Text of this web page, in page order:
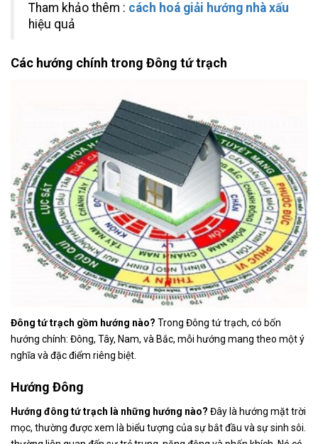
Tham khảo thêm : cách hoá giải hướng nhà xấu
hiệu quả
Các hướng chính trong Đông tứ trạch
Đông tứ trạch gồm hướng nào? Trong Đông tứ trạch, có bốn
hướng chính: Đông, Tây, Nam, và Bắc, mỗi hướng mang theo một ý
nghĩa và đặc điểm riêng biệt.
Hướng Đông
Hướng đông tứ trạch là những hướng nào? Đây là hướng mặt trời
mọc, thường được xem là biểu tượng của sự bắt đầu và sự sinh sôi.